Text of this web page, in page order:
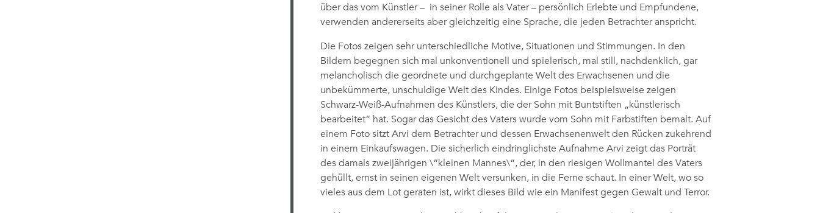
über das vom Künstler – in seiner Rolle als Vater – persönlich Erlebte und Empfundene,
verwenden andererseits aber gleichzeitig eine Sprache, die jeden Betrachter anspricht.
Die Fotos zeigen sehr unterschiedliche Motive, Situationen und Stimmungen. In den
Bildern begegnen sich mal unkonventionell und spielerisch, mal still, nachdenklich, gar
melancholisch die geordnete und durchgeplante Welt des Erwachsenen und die
unbekümmerte, unschuldige Welt des Kindes. Einige Fotos beispielsweise zeigen
Schwarz-Weiß-Aufnahmen des Künstlers, die der Sohn mit Buntstiften „künstlerisch
bearbeitet“ hat. Sogar das Gesicht des Vaters wurde vom Sohn mit Farbstiften bemalt. Auf
einem Foto sitzt Arvi dem Betrachter und dessen Erwachsenenwelt den Rücken zukehrend
in einem Einkaufswagen. Die sicherlich eindringlichste Aufnahme Arvi zeigt das Porträt
des damals zweijährigen \“kleinen Mannes\“, der, in den riesigen Wollmantel des Vaters
gehüllt, ernst in seinen eigenen Welt versunken, in die Ferne schaut. In einer Welt, wo so
vieles aus dem Lot geraten ist, wirkt dieses Bild wie ein Manifest gegen Gewalt und Terror.